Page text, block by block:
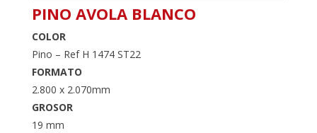
PINO AVOLA BLANCO
COLOR
Pino – Ref H 1474 ST22
FORMATO
2.800 x 2.070mm
GROSOR
19 mm